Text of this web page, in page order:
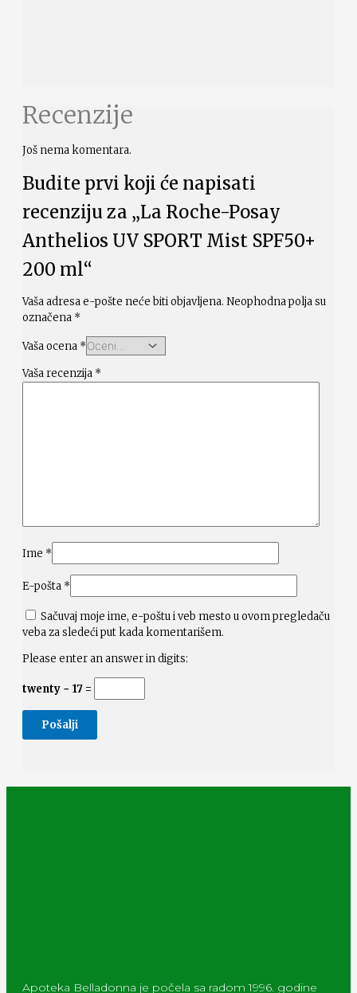
Recenzije
Još nema komentara.
Budite prvi koji će napisati
recenziju za „La Roche-Posay
Anthelios UV SPORT Mist SPF50+
200 ml“
Vaša adresa e-pošte neće biti objavljena. Neophodna polja su
označena *
Vaša ocena *
Vaša recenzija *
Ime *
E-pošta *
Sačuvaj moje ime, e-poštu i veb mesto u ovom pregledaču
veba za sledeći put kada komentarišem.
Please enter an answer in digits:
twenty − 17 =
Apoteka Belladonna je počela sa radom 1996. godine